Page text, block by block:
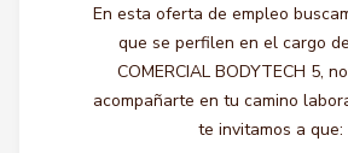
En esta oferta de empleo
que se perfilen en el cargo
COMERCIAL BODYTECH 5,
acompañarte en tu camino
te invitamos a que: